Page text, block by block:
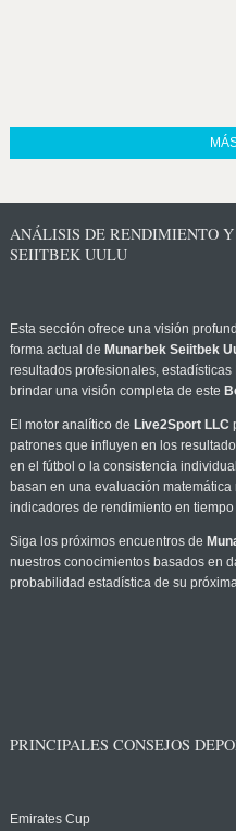
ANÁLISIS DE RENDIMIENTO
SEIITBEK UULU
Esta sección ofrece una visión
forma actual de Munarbek Seiitbek
resultados profesionales,
brindar una visión completa de este
El motor analítico de Live2Sport LLC
patrones que influyen en los
en el fútbol o la consistencia
basan en una evaluación
indicadores de rendimiento en
Siga los próximos encuentros de
nuestros conocimientos basados en
probabilidad estadística de su
PRINCIPALES CONSEJOS
Emirates Cup